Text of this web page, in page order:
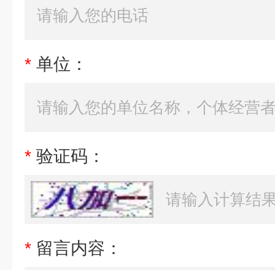
* 单位：
* 验证码：
* 留言内容：